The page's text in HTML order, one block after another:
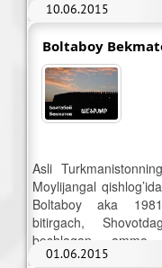
10.06.2015
«dinning ulug’
Boltaboy
01.06.2015
Asli
Moylijangal
Boltaboy aka
bitirgach,
boshlagan, ammo
bitardi.